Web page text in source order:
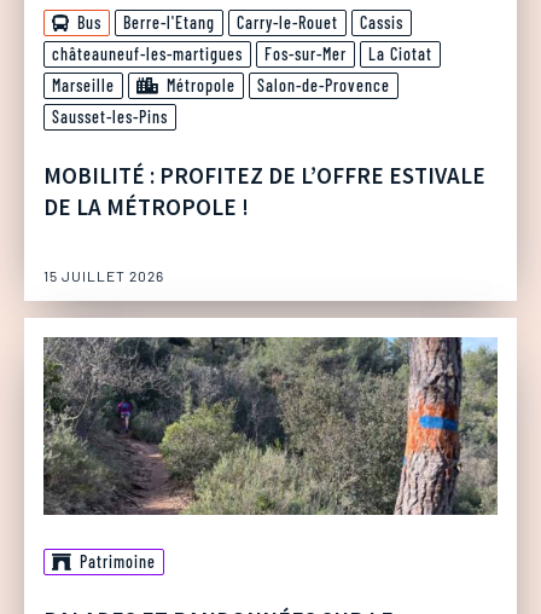
Bus Berre-l'Etang Carry-le-Rouet
Cassis
châteauneuf-les-martigues
Fos-sur-Mer
La Ciotat
Marseille
Métropole
Salon-de-Provence
Sausset-les-Pins
MOBILITÉ : PROFITEZ DE L’OFFRE ESTIVALE
DE LA MÉTROPOLE !
15 JUILLET 2026
Patrimoine